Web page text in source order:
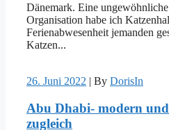
Dänemark. Eine
Organisation habe ich
Ferienabwesenheit jemanden
Katzen...
26. Juni 2022 By DorisIn
Abu Dhabi- modern
zugleich